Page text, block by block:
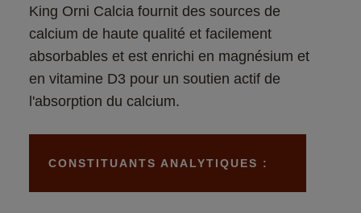
King Orni Calcia fournit des sources de
calcium de haute qualité et facilement
absorbables et est enrichi en magnésium et
en vitamine D3 pour un soutien actif de
l'absorption du calcium.
CONSTITUANTS ANALYTIQUES :